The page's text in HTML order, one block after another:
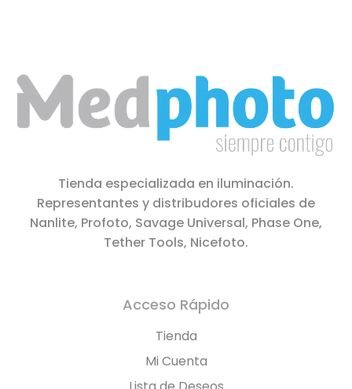
Tienda especializada en iluminación.
Representantes y distribudores oficiales de
Nanlite, Profoto, Savage Universal, Phase One,
Tether Tools, Nicefoto.
Acceso Rápido
Tienda
Mi Cuenta